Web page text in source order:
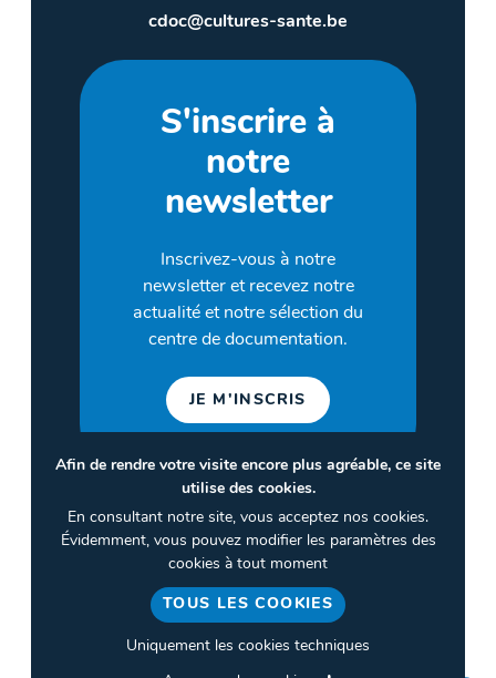
cdoc@cultures-sante.be
S'inscrire à
notre
newsletter
Inscrivez-vous à notre
newsletter et recevez notre
actualité et notre sélection du
centre de documentation.
JE M'INSCRIS
Termes et conditions
Politique de confidentialité
Gestion des cookies
Afin de rendre votre visite encore plus agréable, ce site
utilise des cookies.
En consultant notre site, vous acceptez nos cookies.
Évidemment, vous pouvez modifier les paramètres des
cookies à tout moment
TOUS LES COOKIES
Uniquement les cookies techniques